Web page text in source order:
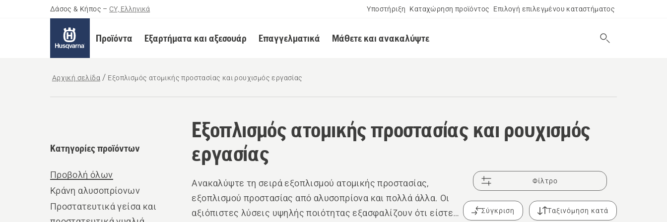
Δάσος & Κήπος – CY, Ελληνικά Υποστήριξη Καταχώρηση προϊόντος Επιλογή επιλεγμένου καταστήματος
Προϊόντα Εξαρτήματα και αξεσουάρ Επαγγελματικά Μάθετε και ανακαλύψτε
Αρχική σελίδα Εξοπλισμός ατομικής προστασίας και ρουχισμός εργασίας
Εξοπλισμός ατομικής προστασίας και ρουχισμός
εργασίας
Κατηγορίες προϊόντων
Προβολή όλων
Κράνη αλυσοπρίονων
Προστατευτικά γείσα και
Ανακαλύψτε τη σειρά εξοπλισμού ατομικής προστασίας,
εξοπλισμού προστασίας από αλυσοπρίονα και πολλά άλλα. Οι
αξιόπιστες λύσεις υψηλής ποιότητας εξασφαλίζουν ότι είστε
Φίλτρο
Σύγκριση Ταξινόμηση κατά